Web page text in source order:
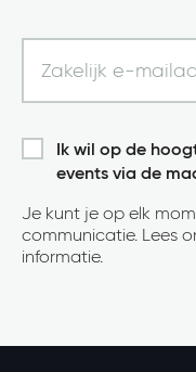
Ik wil op de
events via de
Je kunt je op elk
communicatie. Lees
informatie.